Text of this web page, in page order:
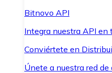
Bitnovo API
Integra nuestra API en
Conviértete en
Únete a nuestra red de